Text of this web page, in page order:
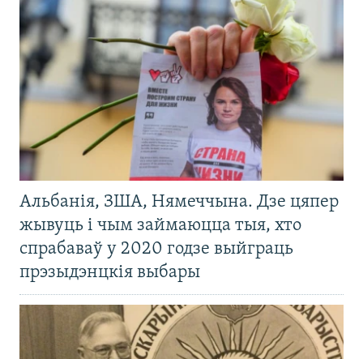
Альбанія, ЗША, Нямеччына. Дзе цяпер
жывуць і чым займаюцца тыя, хто
спрабаваў у 2020 годзе выйграць
прэзыдэнцкія выбары